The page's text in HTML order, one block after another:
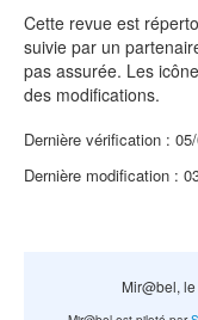
Cette revue est
suivie par un
pas assurée. Les
des modifications.
Dernière vérification :
Dernière modification :
Mir@bel,